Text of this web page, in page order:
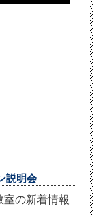
説明会
室の新着情報